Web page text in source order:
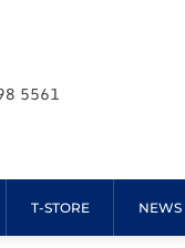
T-STORE NEWS
5561